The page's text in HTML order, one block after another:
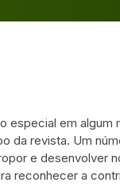
em
da revista. Um
e desenvolver
reconhecer a